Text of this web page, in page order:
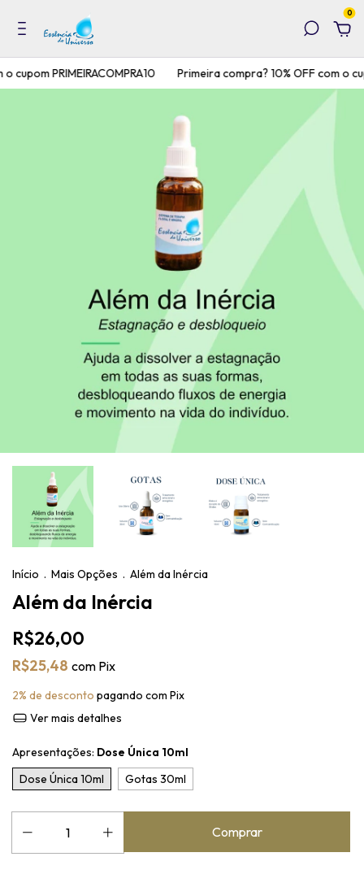
0
PRIMEIRACOMPRA10 Primeira compra? 10% OFF com o
Início . Mais Opções . Além da Inércia
Além da Inércia
R$26,00
R$25,48 com Pix
2% de desconto pagando com Pix
Ver mais detalhes
Apresentações: Dose Única 10ml
Dose Única 10ml
Gotas 30ml